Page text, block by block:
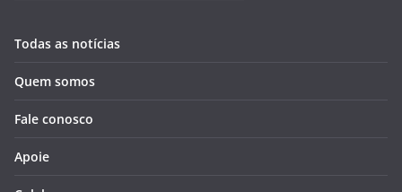
Todas as notícias
Quem somos
Fale conosco
Apoie